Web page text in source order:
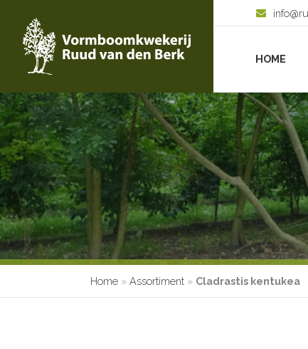
HOME
Home » Assortiment » Cladrastis kentukea